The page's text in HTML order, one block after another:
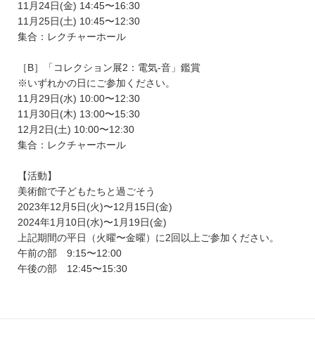
11月24日(金) 14:45〜16:30
11月25日(土) 10:45〜12:30
集合：レクチャーホール
［B］「コレクション展2：電気-音」鑑賞
※いずれかの日にご参加ください。
11月29日(水) 10:00〜12:30
11月30日(木) 13:00〜15:30
12月2日(土) 10:00〜12:30
集合：レクチャーホール
【活動】
美術館で子どもたちと過ごそう
2023年12月5日(火)〜12月15日(金)
2024年1月10日(水)〜1月19日(金)
上記期間の平日（火曜〜金曜）に2回以上ご参加ください。
午前の部 9:15〜12:00
午後の部 12:45〜15:30